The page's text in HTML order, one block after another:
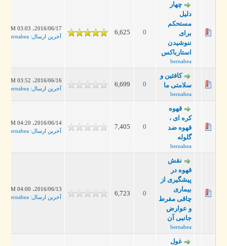
چهار
مستحکم
برای
ننوشیدن
استارباکس
bernabea
6,625
2016/06/17، 03:03 PM
آخرین ارسال :
bernabea
کافئین و
سلامتی ما
bernabea
6,699
2016/06/16، 03:52 PM
آخرین ارسال :
bernabea
قهوه
کره ای ،
قهوه ضد
bernabea
7,405
2016/06/14، 04:20 PM
آخرین ارسال :
bernabea
نقش
قهوه در
پیشگیری از
بیماری
چاقی مفرط
و عوارض
جانبی آن
bernabea
6,723
2016/06/13، 04:00 PM
آخرین ارسال :
bernabea
غول